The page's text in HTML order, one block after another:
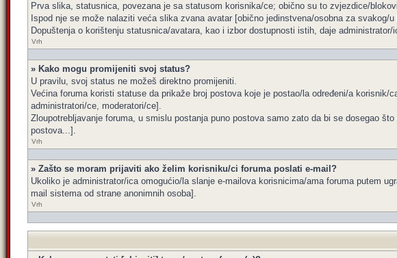
Prva slika, statusnica, povezana je sa statusom korisnika/ce; obično su to zvjezdice/
Ispod nje se može nalaziti veća slika zvana avatar [obično jedinstvena/osobna za svakog/
Dopuštenja o korištenju statusnica/avatara, kao i izbor dostupnosti istih, daje
Vrh
» Kako mogu promijeniti svoj status?
U pravilu, svoj status ne možeš direktno promijeniti.
Većina foruma koristi statuse da prikaže broj postova koje je postao/la određeni/a
administratori/ce, moderatori/ce].
Zloupotrebljavanje foruma, u smislu postanja puno postova samo zato da bi se dosegao
postova...].
Vrh
» Zašto se moram prijaviti ako želim korisniku/ci foruma poslati e-mail?
Ukoliko je administrator/ica omogućio/la slanje e-mailova korisnicima/ama foruma putem
mail sistema od strane anonimnih osoba].
Vrh